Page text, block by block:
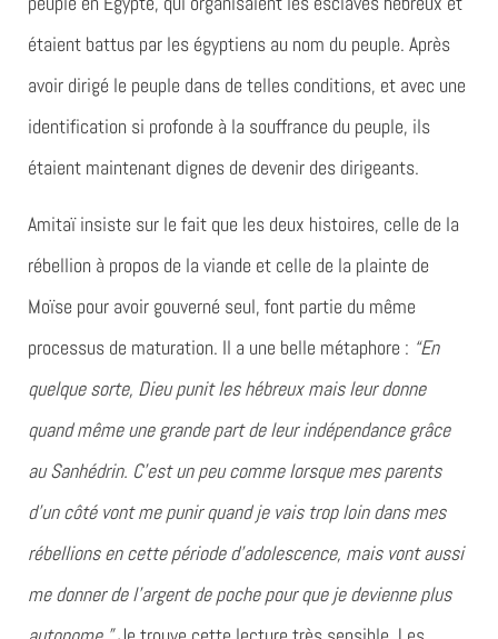
étaient battus par les égyptiens au nom du peuple. Après
avoir dirigé le peuple dans de telles conditions, et avec une
identification si profonde à la souffrance du peuple, ils
étaient maintenant dignes de devenir des dirigeants.
Amitaï insiste sur le fait que les deux histoires, celle de la
rébellion à propos de la viande et celle de la plainte de
Moïse pour avoir gouverné seul, font partie du même
processus de maturation. Il a une belle métaphore : “En
quelque sorte, Dieu punit les hébreux mais leur donne
quand même une grande part de leur indépendance grâce
au Sanhédrin. C’est un peu comme lorsque mes parents
d’un côté vont me punir quand je vais trop loin dans mes
rébellions en cette période d’adolescence, mais vont aussi
me donner de l’argent de poche pour que je devienne plus